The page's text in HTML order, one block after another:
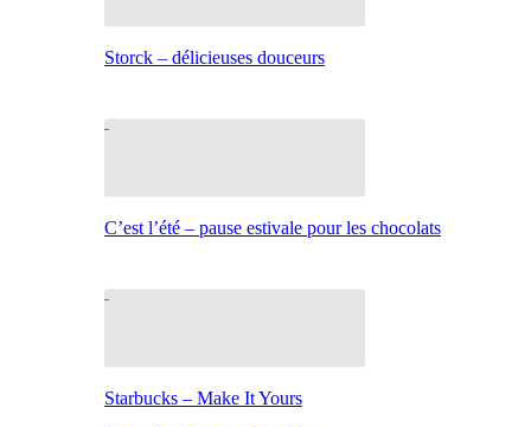
Storck – délicieuses douceurs
C’est l’été – pause estivale pour les chocolats
Starbucks – Make It Yours